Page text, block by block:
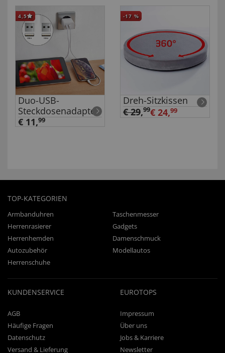
4,5
Duo-USB-
Steckdosenadapter
€ 11,99
-17 %
Dreh-Sitzkissen
€ 29,99€ 24,99
TOP-KATEGORIEN
Armbanduhren
Taschenmesser
Herrenrasierer
Gadgets
Herrenhemden
Damenschmuck
Autozubehör
Modellautos
Herrenschuhe
KUNDENSERVICE
AGB
Häufige Fragen
Datenschutz
Versand & Lieferung
EUROTOPS
Impressum
Über uns
Jobs & Karriere
Newsletter